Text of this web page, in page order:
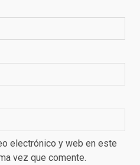
electrónico y web en este
vez que comente.